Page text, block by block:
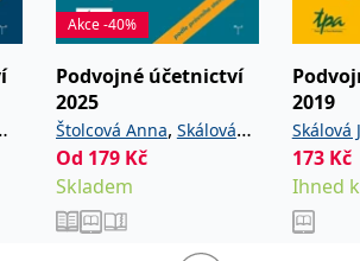
Akce -40%
Podvojné účetnictví
2025
Štolcová Anna, Skálová
Jana
Od 179 Kč
Skladem
2019
Skálová
173 Kč
Ihned